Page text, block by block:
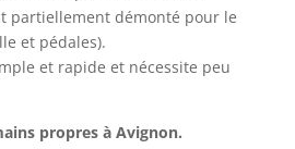
partiellement démonté pour le
et pédales).
et rapide et nécessite peu
propres à Avignon.